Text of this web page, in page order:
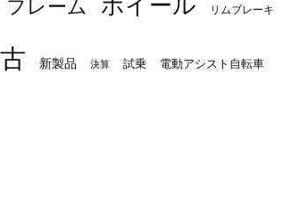
フレーム ホイール リムブレーキ
古
新製品 決算 試乗 電動アシスト自転車